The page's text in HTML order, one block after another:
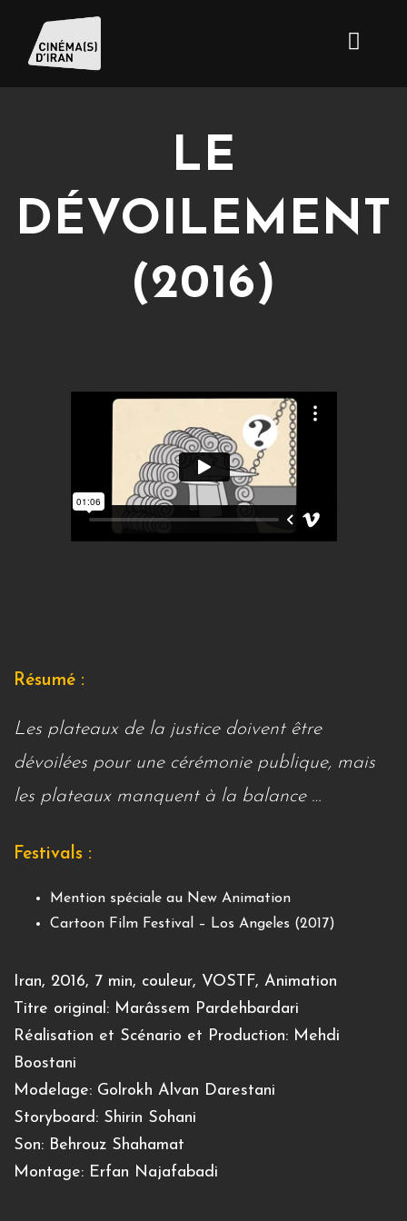
LE
DÉVOILEMENT
(2016)
Résumé :
Les plateaux de la justice doivent être
dévoilées pour une cérémonie publique, mais
les plateaux manquent à la balance …
Festivals :
Mention spéciale au New Animation
Cartoon Film Festival – Los Angeles (2017)
Iran, 2016, 7 min, couleur, VOSTF, Animation
Titre original: Marâssem Pardehbardari
Réalisation et Scénario et Production: Mehdi
Boostani
Modelage: Golrokh Alvan Darestani
Storyboard: Shirin Sohani
Son: Behrouz Shahamat
Montage: Erfan Najafabadi